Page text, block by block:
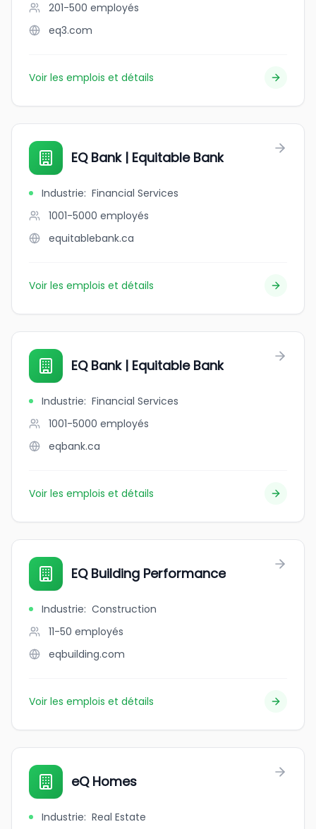
201-500 employés
eq3.com
Voir les emplois et détails
EQ Bank | Equitable Bank
Industrie: Financial Services
1001-5000 employés
equitablebank.ca
Voir les emplois et détails
EQ Bank | Equitable Bank
Industrie: Financial Services
1001-5000 employés
eqbank.ca
Voir les emplois et détails
EQ Building Performance
Industrie: Construction
11-50 employés
eqbuilding.com
Voir les emplois et détails
eQ Homes
Industrie: Real Estate